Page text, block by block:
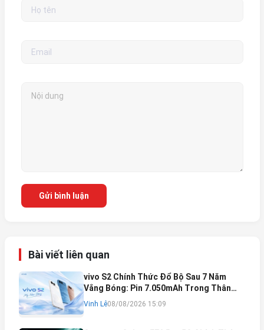
Gửi bình luận
Bài viết liên quan
vivo S2 Chính Thức Đổ Bộ Sau 7 Năm
Vắng Bóng: Pin 7.050mAh Trong Thân
Máy Mỏng Nhẹ Khó Tin
Vinh Lê08/08/2026 15:09